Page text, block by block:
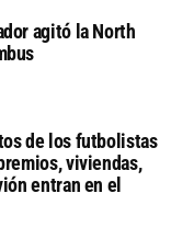
agitó la North
de los futbolistas
viviendas,
entran en el